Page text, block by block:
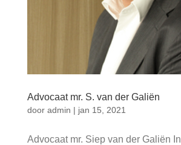
Advocaat mr. S. van der Galiën
door admin | jan 15, 2021
Advocaat mr. Siep van der Galiën